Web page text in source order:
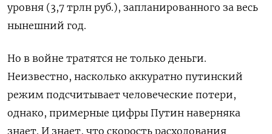
уровня (3,7 трлн руб.), запланированного за весь
нынешний год.
Но в войне тратятся не только деньги.
Неизвестно, насколько аккуратно путинский
режим подсчитывает человеческие потери,
однако, примерные цифры Путин наверняка
знает. И знает, что скорость расходования